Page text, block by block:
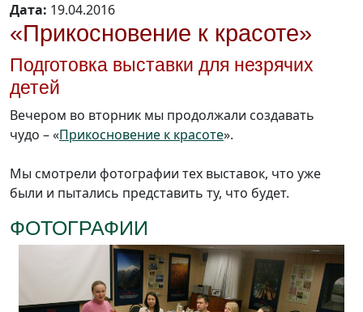
Дата: 19.04.2016
«Прикосновение к красоте»
Подготовка выставки для незрячих
детей
Вечером во вторник мы продолжали создавать
чудо – «Прикосновение к красоте».
Мы смотрели фотографии тех выставок, что уже
были и пытались представить ту, что будет.
ФОТОГРАФИИ